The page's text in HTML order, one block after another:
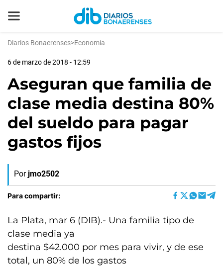
Diarios Bonaerenses>Economía
6 de marzo de 2018 - 12:59
Aseguran que familia de
clase media destina 80%
del sueldo para pagar
gastos fijos
Por jmo2502
Para compartir:
La Plata, mar 6 (DIB).- Una familia tipo de
clase media ya
destina $42.000 por mes para vivir, y de ese
total, un 80% de los gastos